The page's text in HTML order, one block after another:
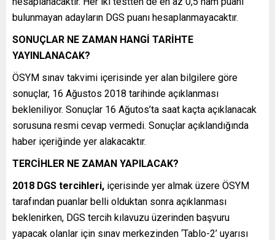
bulunmayan adayların DGS puanı hesaplanmayacaktır.
SONUÇLAR NE ZAMAN HANGİ TARİHTE
YAYINLANACAK?
ÖSYM sınav takvimi içerisinde yer alan bilgilere göre
sonuçlar, 16 Ağustos 2018 tarihinde açıklanması
bekleniliyor. Sonuçlar 16 Ağutos’ta saat kaçta açıklanacak
sorusuna resmi cevap vermedi. Sonuçlar açıklandığında
haber içeriğinde yer alakacaktır.
TERCİHLER NE ZAMAN YAPILACAK?
2018 DGS tercihleri, içerisinde yer almak üzere ÖSYM
tarafından puanlar belli olduktan sonra açıklanması
beklenirken, DGS tercih kılavuzu üzerinden başvuru
yapacak olanlar için sınav merkezinden ‘Tablo-2’ uyarısı